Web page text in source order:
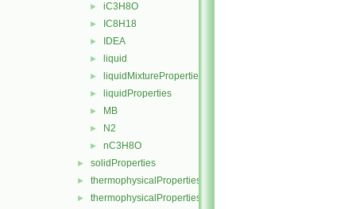
► iC3H8O
► IC8H18
► IDEA
► liquid
► liquidMixtureProperties
► liquidProperties
► MB
► N2
► nC3H8O
► solidProperties
► thermophysicalProperties
► thermophysicalPropertiesSelector